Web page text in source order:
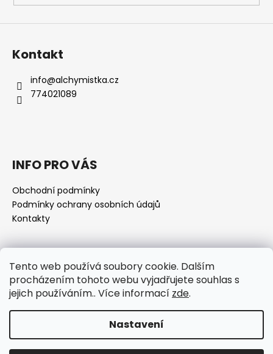
Tento web používá soubory cookie. Dalším
procházením tohoto webu vyjadřujete souhlas s
jejich používáním.. Více informací zde.
Nastavení
Kontakt
info@alchymistka.cz
774021089
INFO PRO VÁS
Obchodní podmínky
Podmínky ochrany osobních údajů
Kontakty
Přijímáme online platby